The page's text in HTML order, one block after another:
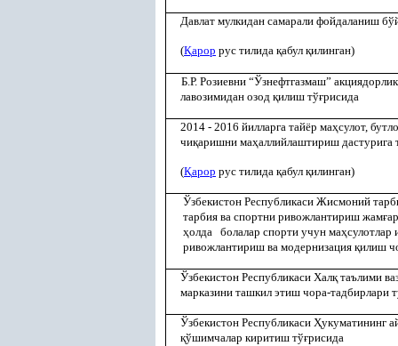
Давлат мулкидан самарали фойдаланиш
(Қарор рус тилида қабул қилинган)
Б.Р. Розиевни “Ўзнефтгазмаш”
лавозимидан озод қилиш тўғрисида
2014 - 2016 йилларга тайёр маҳсулот,
чиқаришни маҳаллийлаштириш дастурига
(Қарор рус тилида қабул қилинган)
Ўзбекистон Республикаси Жисмоний
тарбия ва спортни ривожлантириш жамғ
ҳолда болалар спорти учун маҳсулотлар
ривожлантириш ва модернизация қилиш
Ўзбекистон Республикаси Халқтаълими
марказини ташкил этиш чора-тадбирлари
Ўзбекистон Республикаси Ҳукуматининг
қўшимчалар киритиш тўғрисида